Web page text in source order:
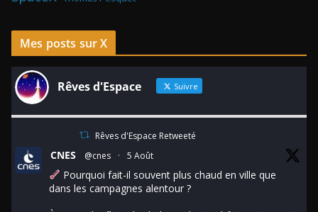
Mes posts sur X
Rêves d'Espace Suivre
Rêves d'Espace Retweeté
CNES @cnes · 5 Août
Pourquoi fait-il souvent plus chaud en ville que
dans les campagnes alentour ?